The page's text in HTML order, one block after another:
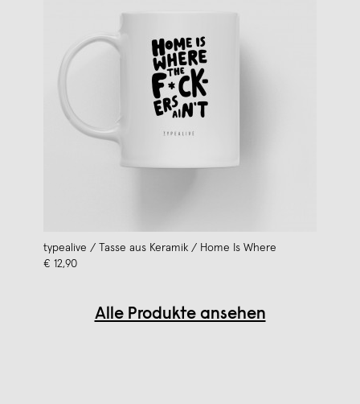
typealive / Tasse aus Keramik / Home Is Where
€ 12,90
Alle Produkte ansehen